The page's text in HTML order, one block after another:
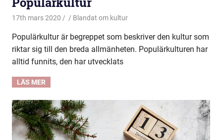
17th mars 2020 Blandat om kultur
Populärkultur är begreppet som beskriver den kultur som
riktar sig till den breda allmänheten. Populärkulturen har
alltid funnits, den har utvecklats